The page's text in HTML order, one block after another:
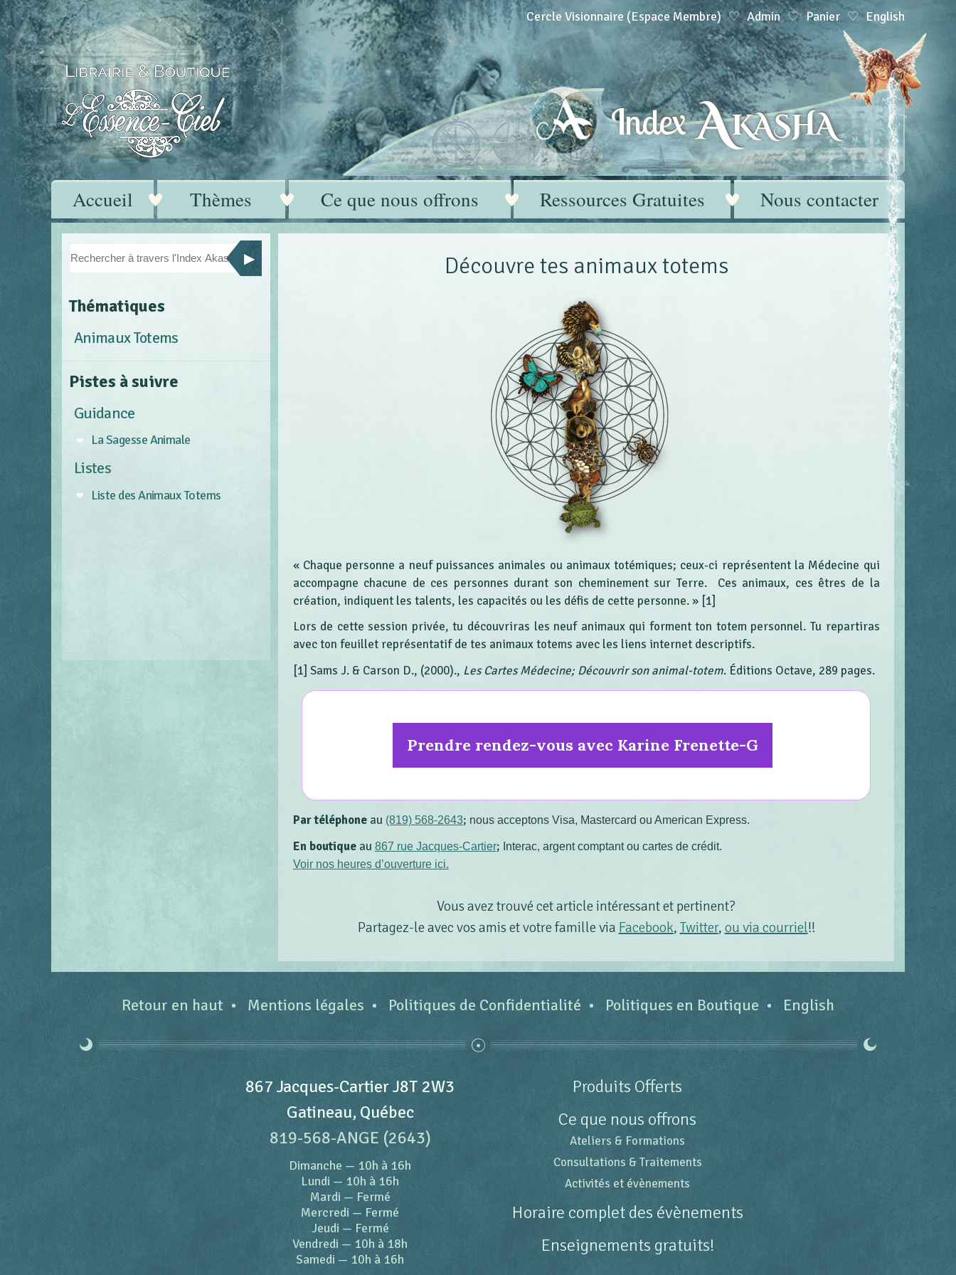
Cercle Visionnaire (Espace Membre) Admin Panier English
Index AKASHA
Accueil Thèmes Ce que nous offrons Ressources Gratuites Nous contacter
Thématiques
Animaux Totems
Pistes à suivre
Guidance
La Sagesse Animale
Listes
Liste des Animaux Totems
Découvre tes animaux totems
« Chaque personne a neuf puissances animales ou animaux totémiques; ceux-ci représentent la Médecine qui
accompagne chacune de ces personnes durant son cheminement sur Terre. Ces animaux, ces êtres de la
création, indiquent les talents, les capacités ou les défis de cette personne. »[1]
Lors de cette session privée, tu découvriras les neuf animaux qui forment ton totem personnel. Tu repartiras
avec ton feuillet représentatif de tes animaux totems avec les liens internet descriptifs.
[1] Sams J. & Carson D., (2000)., Les Cartes Médecine; Découvrir son animal-totem. Éditions Octave, 289 pages.
Prendre rendez-vous avec Karine Frenette-G
Par téléphoneau (819) 568-2643; nous acceptons Visa, Mastercard ou American Express.
En boutiqueau 867 rue Jacques-Cartier; Interac, argent comptant ou cartes de crédit.
Voir nos heures d’ouverture ici.
Vous avez trouvé cet article intéressant et pertinent?
Partagez-le avec vos amis et votre famille via Facebook, Twitter, ou via courriel!!
Retour en haut Mentions légales Politiques de Confidentialité Politiques en Boutique English
867 Jacques-Cartier J8T 2W3
Gatineau, Québec
819-568-ANGE (2643)
Dimanche — 10h à 16h
Lundi — 10h à 16h
Mardi — Fermé
Mercredi — Fermé
Jeudi — Fermé
Vendredi — 10h à 18h
Samedi — 10h à 16h
Produits Offerts
Ce que nous offrons
Ateliers & Formations
Consultations & Traitements
Activités et évènements
Horaire complet des évènements
Enseignements gratuits!